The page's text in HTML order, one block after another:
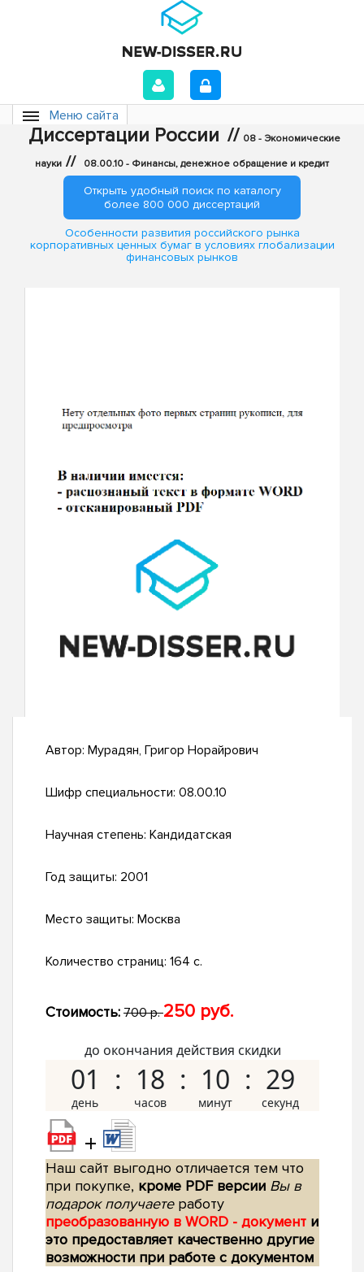
Меню сайта
Диссертации России // 08 - Экономические
науки // 08.00.10 - Финансы, денежное обращение и кредит
Открыть удобный поиск по каталогу
более 800 000 диссертаций
Особенности развития российского рынка
корпоративных ценных бумаг в условиях глобализации
финансовых рынков
Автор: Мурадян, Григор Норайрович
Шифр специальности: 08.00.10
Научная степень: Кандидатская
Год защиты: 2001
Место защиты: Москва
Количество страниц: 164 с.
Стоимость: 700 р.250 руб.
до окончания действия скидки
01 18 10 28
+
Наш сайт выгодно отличается тем что
при покупке, кроме PDF версии Вы в
подарок получаетеработу
преобразованную в WORD - документ и
это предоставляет качественно другие
возможности при работе с документом